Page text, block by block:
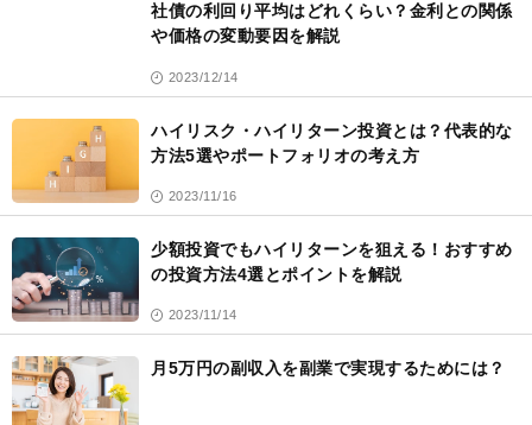
社債の利回り平均はどれくらい？金利との関係
や価格の変動要因を解説
2023/12/14
ハイリスク・ハイリターン投資とは？代表的な
方法5選やポートフォリオの考え方
2023/11/16
少額投資でもハイリターンを狙える！おすすめ
の投資方法4選とポイントを解説
2023/11/14
月5万円の副収入を副業で実現するためには？